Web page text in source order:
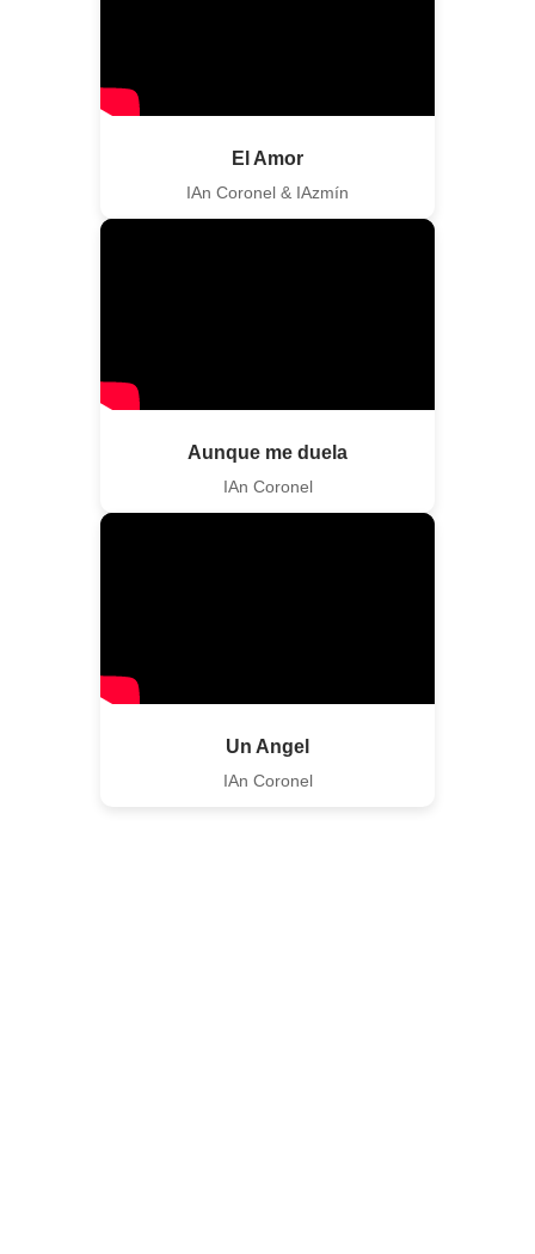
El Amor
IAn Coronel & IAzmín
Aunque me duela
IAn Coronel
Un Angel
IAn Coronel